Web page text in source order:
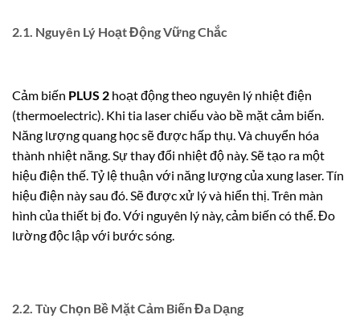
2.1. Nguyên Lý Hoạt Động Vững Chắc
Cảm biến PLUS 2 hoạt động theo nguyên lý nhiệt điện
(thermoelectric). Khi tia laser chiếu vào bề mặt cảm biến.
Năng lượng quang học sẽ được hấp thụ. Và chuyển hóa
thành nhiệt năng. Sự thay đổi nhiệt độ này. Sẽ tạo ra một
hiệu điện thế. Tỷ lệ thuận với năng lượng của xung laser. Tín
hiệu điện này sau đó. Sẽ được xử lý và hiển thị. Trên màn
hình của thiết bị đo. Với nguyên lý này, cảm biến có thể. Đo
lường độc lập với bước sóng.
2.2. Tùy Chọn Bề Mặt Cảm Biến Đa Dạng